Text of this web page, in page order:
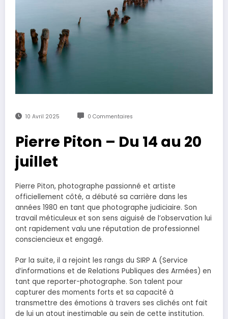
10 Avril 2025 0 Commentaires
Pierre Piton – Du 14 au 20
juillet
Pierre Piton, photographe passionné et artiste
officiellement côté, a débuté sa carrière dans les
années 1980 en tant que photographe judiciaire. Son
travail méticuleux et son sens aiguisé de l’observation lui
ont rapidement valu une réputation de professionnel
consciencieux et engagé.
Par la suite, il a rejoint les rangs du SIRP A (Service
d’informations et de Relations Publiques des Armées) en
tant que reporter-photographe. Son talent pour
capturer des moments forts et sa capacité à
transmettre des émotions à travers ses clichés ont fait
de lui un atout inestimable au sein de cette institution.